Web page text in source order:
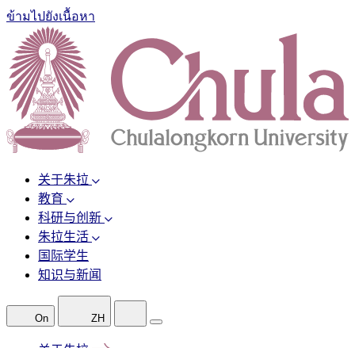
ข้ามไปยังเนื้อหา
关于朱拉
教育
科研与创新
朱拉生活
国际学生
知识与新闻
On ZH